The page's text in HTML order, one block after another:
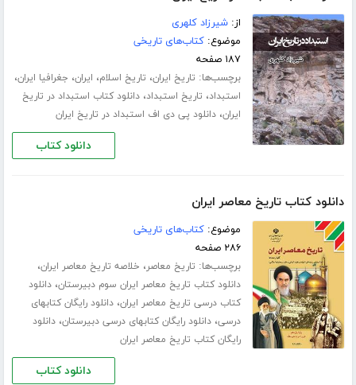
از:شیرزاد کلهری
موضوع:کتاب‌های تاریخی
۱۸۷ صفحه
برچسب‌ها: تاریخ ایران، تاریخ اسلام، ایران، جغرافیا ایران،
استبداد، تاریخ استبداد،دانلود کتاب استبداد در تاریخ
ایران،دانلود پی دی اف استبداد در تاریخ ایران
دانلود کتاب
دانلود کتاب تاریخ معاصر ایران
موضوع:کتاب‌های تاریخی
۲۸۶ صفحه
برچسب‌ها: تاریخ معاصر، خلاصه تاریخ معاصر ایران،
دانلود کتاب تاریخ معاصر ایران سوم دبیرستان،دانلود
کتاب درسی تاریخ معاصر ایران،دانلود رایگان کتابهای
درسی،دانلود رایگان کتابهای درسی دبیرستان،دانلود
رایگان کتاب تاریخ معاصر ایران
دانلود کتاب